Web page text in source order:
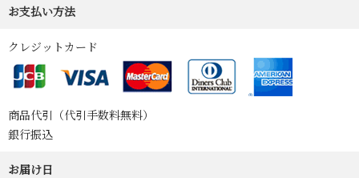
お支払い方法
クレジットカード
商品代引（代引手数料無料）
銀行振込
お届け日